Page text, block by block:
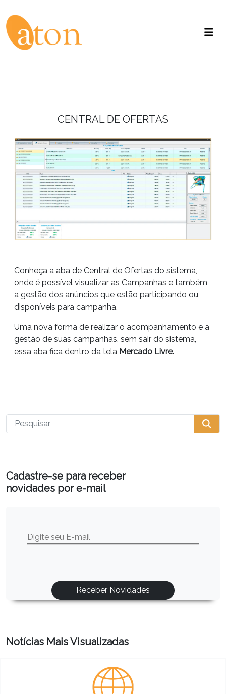
CENTRAL DE OFERTAS
Conheça a aba de Central de Ofertas do sistema,
onde é possível visualizar as Campanhas e também
a gestão dos anúncios que estão participando ou
disponíveis para campanha.
Uma nova forma de realizar o acompanhamento e a
gestão de suas campanhas, sem sair do sistema,
essa aba fica dentro da tela Mercado Livre.
Cadastre-se para receber
novidades por e-mail
Notícias Mais Visualizadas